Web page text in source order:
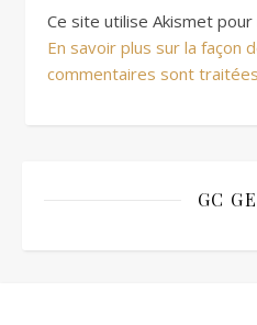
Ce site utilise Akismet
En savoir plus sur la façon
commentaires sont traitées
GC